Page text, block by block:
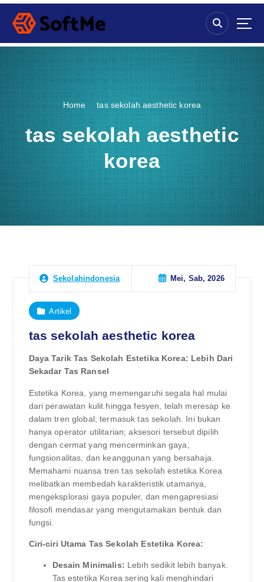
S
p
Home tas sekolah aesthetic korea
tas sekolah aesthetic
korea
Sekolahindonesia Mei, Sab, 2026
Artikel
tas sekolah aesthetic korea
Daya Tarik Tas Sekolah Estetika Korea: Lebih Dari
Sekadar Tas Ransel
Estetika Korea, yang memengaruhi segala hal mulai
dari perawatan kulit hingga fesyen, telah meresap ke
dalam tren global, termasuk tas sekolah. Ini bukan
hanya operator utilitarian; aksesori tersebut dipilih
dengan cermat yang mencerminkan gaya,
fungsionalitas, dan keanggunan yang bersahaja.
Memahami nuansa tren tas sekolah estetika Korea
melibatkan membedah karakteristik utamanya,
mengeksplorasi gaya populer, dan mengapresiasi
filosofi mendasar yang mengutamakan bentuk dan
fungsi.
Ciri-ciri Utama Tas Sekolah Estetika Korea:
Desain Minimalis: Lebih sedikit lebih banyak.
Tas estetika Korea sering kali menghindari